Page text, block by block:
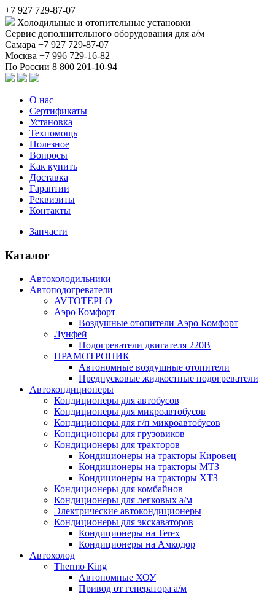
+7 927 729-87-07
Холодильные и отопительные установки
Сервис дополнительного оборудования для а/м
Самара +7 927 729-87-07
Москва +7 996 729-16-82
По России 8 800 201-10-94
О нас
Сертификаты
Установка
Техпомощь
Полезное
Вопросы
Как купить
Доставка
Гарантии
Реквизиты
Контакты
Запчасти
Каталог
Автохолодильники
Автоподогреватели
AVTOTEPLO
Аэро Комфорт
Воздушные отопители Аэро Комфорт
Лунфей
Подогреватели двигателя 220В
ПРАМОТРОНИК
Автономные воздушные отопители
Предпусковые жидкостные подогреватели
Автокондиционеры
Кондиционеры для автобусов
Кондиционеры для микроавтобусов
Кондиционеры для г/п микроавтобусов
Кондиционеры для грузовиков
Кондиционеры для тракторов
Кондиционеры на тракторы Кировец
Кондиционеры на тракторы МТЗ
Кондиционеры на тракторы ХТЗ
Кондиционеры для комбайнов
Кондиционеры для легковых а/м
Электрические автокондиционеры
Кондиционеры для экскаваторов
Кондиционеры на Terex
Кондиционеры на Амкодор
Автохолод
Thermo King
Автономные ХОУ
Привод от генератора а/м